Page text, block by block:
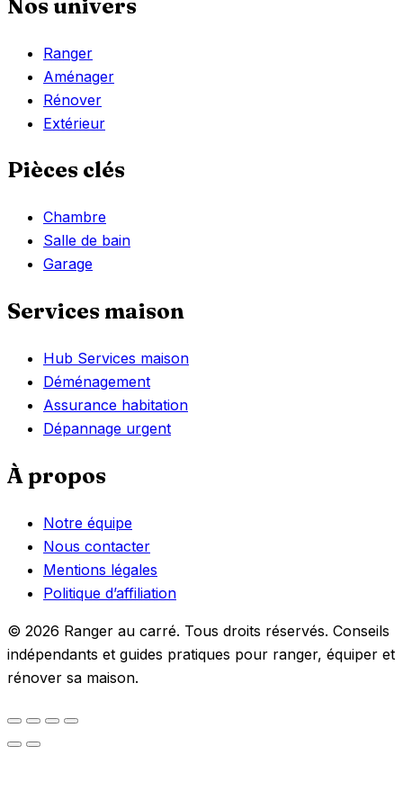
Nos univers
Ranger
Aménager
Rénover
Extérieur
Pièces clés
Chambre
Salle de bain
Garage
Services maison
Hub Services maison
Déménagement
Assurance habitation
Dépannage urgent
À propos
Notre équipe
Nous contacter
Mentions légales
Politique d’affiliation
© 2026 Ranger au carré. Tous droits réservés. Conseils
indépendants et guides pratiques pour ranger, équiper et
rénover sa maison.